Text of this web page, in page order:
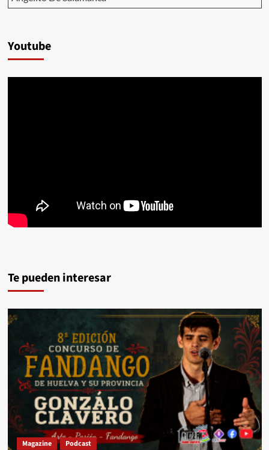
Youtube
Te pueden interesar
Magazine Podcast